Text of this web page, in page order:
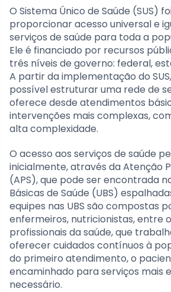
O Sistema Único de Saúde (SUS)
proporcionar acesso universal e
serviços de saúde para toda a
Ele é financiado por recursos
três níveis de governo: federal,
A partir da implementação do
possível estruturar uma rede de
oferece desde atendimentos
intervenções mais complexas,
alta complexidade.
O acesso aos serviços de saúde
inicialmente, através da Atenção
(APS), que pode ser encontrada
Básicas de Saúde (UBS)
equipes nas UBS são compostas
enfermeiros, nutricionistas, entre
profissionais da saúde, que
oferecer cuidados contínuos à
do primeiro atendimento, o
encaminhado para serviços mais
necessário.